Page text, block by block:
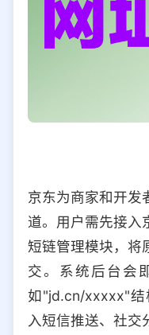
京东为商家和开发
道。用户需先接入
短链管理模块，将
交。系统后台会
如"jd.cn/xxxxx"
入短信推送、社交